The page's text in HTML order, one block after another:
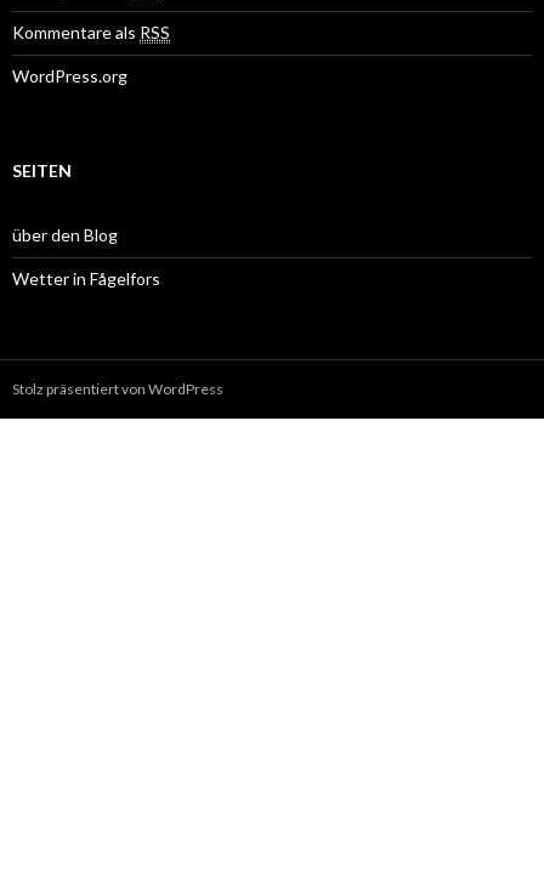
Kommentare als RSS
WordPress.org
SEITEN
über den Blog
Wetter in Fågelfors
Stolz präsentiert von WordPress